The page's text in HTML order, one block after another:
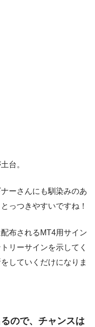
台。
ーさんにも馴染みのあ
っつきやすいですね！
布されるMT4用サイン
リーサインを示してく
していくだけになりま
ので、チャンスは